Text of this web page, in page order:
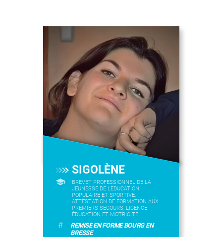
SIGOLÈNE
BREVET PROFESSIONNEL DE LA
JEUNESSE DE L'EDUCATION
POPULAIRE ET SPORTIVE,
ATTESTATION DE FORMATION AUX
PREMIERS SECOURS, LICENCE
ÉDUCATION ET MOTRICITÉ
#
REMISE EN FORME BOURG EN
BRESSE